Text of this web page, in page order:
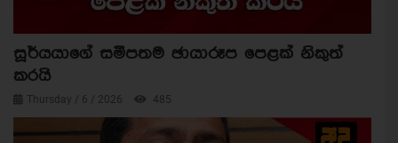
සූර්යයාගේ සමීපතම ඡායාරූප පෙළක් නිකුත්
කරයි
Thursday / 6 / 2026 485